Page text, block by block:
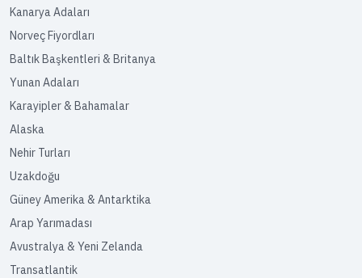
Kanarya Adaları
Norveç Fiyordları
Baltık Başkentleri & Britanya
Yunan Adaları
Karayipler & Bahamalar
Alaska
Nehir Turları
Uzakdoğu
Güney Amerika & Antarktika
Arap Yarımadası
Avustralya & Yeni Zelanda
Transatlantik